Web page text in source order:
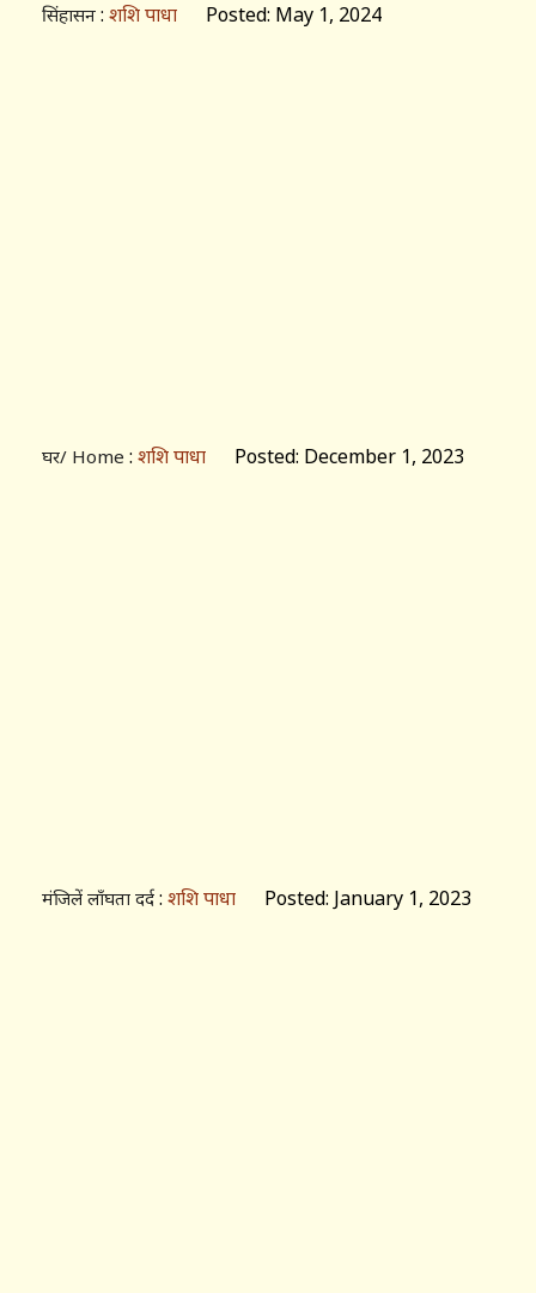
सिंहासन : शशि पाधा Posted: May 1, 2024
घर/ Home : शशि पाधा Posted: December 1, 2023
मंजिलें लाँघता दर्द : शशि पाधा Posted: January 1, 2023